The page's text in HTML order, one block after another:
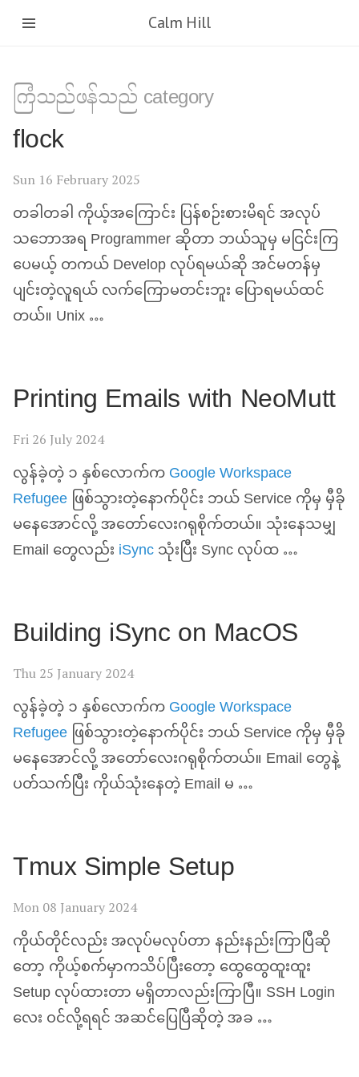
Calm Hill
ကြံသည်ဖန်သည် category
flock
Sun 16 February 2025
တခါတခါ ကိုယ့်အကြောင်း ပြန်စဉ်းစားမိရင် အလုပ်
သဘောအရ Programmer ဆိုတာ ဘယ်သူမှ မငြင်းကြ
ပေမယ့် တကယ် Develop လုပ်ရမယ်ဆို အင်မတန်မှ
ပျင်းတဲ့လူရယ် လက်ကြောမတင်းဘူး ပြောရမယ်ထင်
တယ်။ Unix …
Printing Emails with NeoMutt
Fri 26 July 2024
လွန်ခဲ့တဲ့ ၁ နှစ်လောက်ကGoogle Workspace
Refugeeဖြစ်သွားတဲ့နောက်ပိုင်း ဘယ် Service ကိုမှ မှီခို
မနေအောင်လို့ အတော်လေးဂရုစိုက်တယ်။ သုံးနေသမျှ
Email တွေလည်းiSyncသုံးပြီး Sync လုပ်ထ …
Building iSync on MacOS
Thu 25 January 2024
လွန်ခဲ့တဲ့ ၁ နှစ်လောက်ကGoogle Workspace
Refugeeဖြစ်သွားတဲ့နောက်ပိုင်း ဘယ် Service ကိုမှ မှီခို
မနေအောင်လို့ အတော်လေးဂရုစိုက်တယ်။ Email တွေနဲ့
ပတ်သက်ပြီး ကိုယ်သုံးနေတဲ့ Email မ …
Tmux Simple Setup
Mon 08 January 2024
ကိုယ်တိုင်လည်း အလုပ်မလုပ်တာ နည်းနည်းကြာပြီဆို
တော့ ကိုယ့်စက်မှာကသိပ်ပြီးတော့ ထွေထွေထူးထူး
Setup လုပ်ထားတာ မရှိတာလည်းကြာပြီ။ SSHLogin
လေး ဝင်လို့ရရင် အဆင်ပြေပြီဆိုတဲ့ အခ …